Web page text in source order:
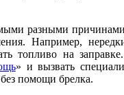
разными
Например,
топливо на
» и вызвать
помощи брелка.